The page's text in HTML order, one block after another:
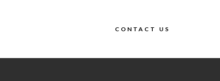
CONTACT US